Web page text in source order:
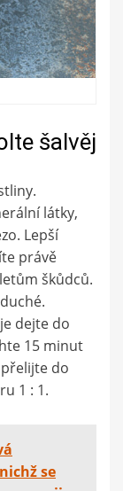
šalvěj
látky,
Lepší
právě
škůdců.
dejte do
15 minut
do
1 : 1.
se